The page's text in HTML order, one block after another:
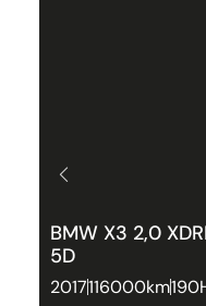
BMW X3 2,0
5D
2017116000km